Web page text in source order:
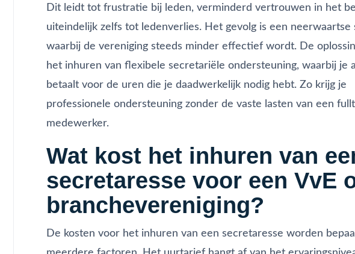
Dit leidt tot frustratie bij leden, verminderd vertrouwen in het
uiteindelijk zelfs tot ledenverlies. Het gevolg is een neerwaartse
waarbij de vereniging steeds minder effectief wordt. De
het inhuren van flexibele secretariële ondersteuning, waarbij je
betaalt voor de uren die je daadwerkelijk nodig hebt. Zo krijg je
professionele ondersteuning zonder de vaste lasten van een
medewerker.
Wat kost het inhuren van
secretaresse voor een VvE
branchevereniging?
De kosten voor het inhuren van een secretaresse worden